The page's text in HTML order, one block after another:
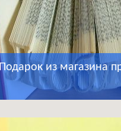
Подарок из магазина